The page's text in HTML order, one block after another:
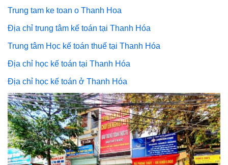
Trung tam ke toan o Thanh Hoa
Địa chỉ trung tâm kế toán tại Thanh Hóa
Trung tâm Học kế toán thuế tại Thanh Hóa
Địa chỉ học kế toán tại Thanh Hóa
Địa chỉ học kế toán ở Thanh Hóa